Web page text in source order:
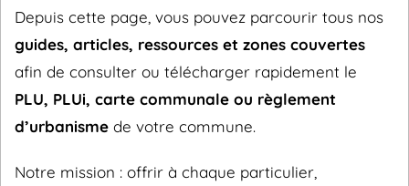
Depuis cette page, vous pouvez parcourir tous nos
guides, articles, ressources et zones couvertes
afin de consulter ou télécharger rapidement le
PLU, PLUi, carte communale ou règlement
d’urbanisme de votre commune.
Notre mission : offrir à chaque particulier,